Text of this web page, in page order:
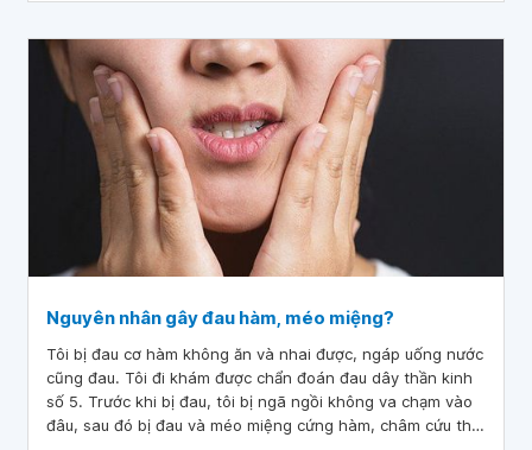
Nguyên nhân gây đau hàm, méo miệng?
Tôi bị đau cơ hàm không ăn và nhai được, ngáp uống nước
cũng đau. Tôi đi khám được chẩn đoán đau dây thần kinh
số 5. Trước khi bị đau, tôi bị ngã ngồi không va chạm vào
đâu, sau đó bị đau và méo miệng cứng hàm, châm cứu thì